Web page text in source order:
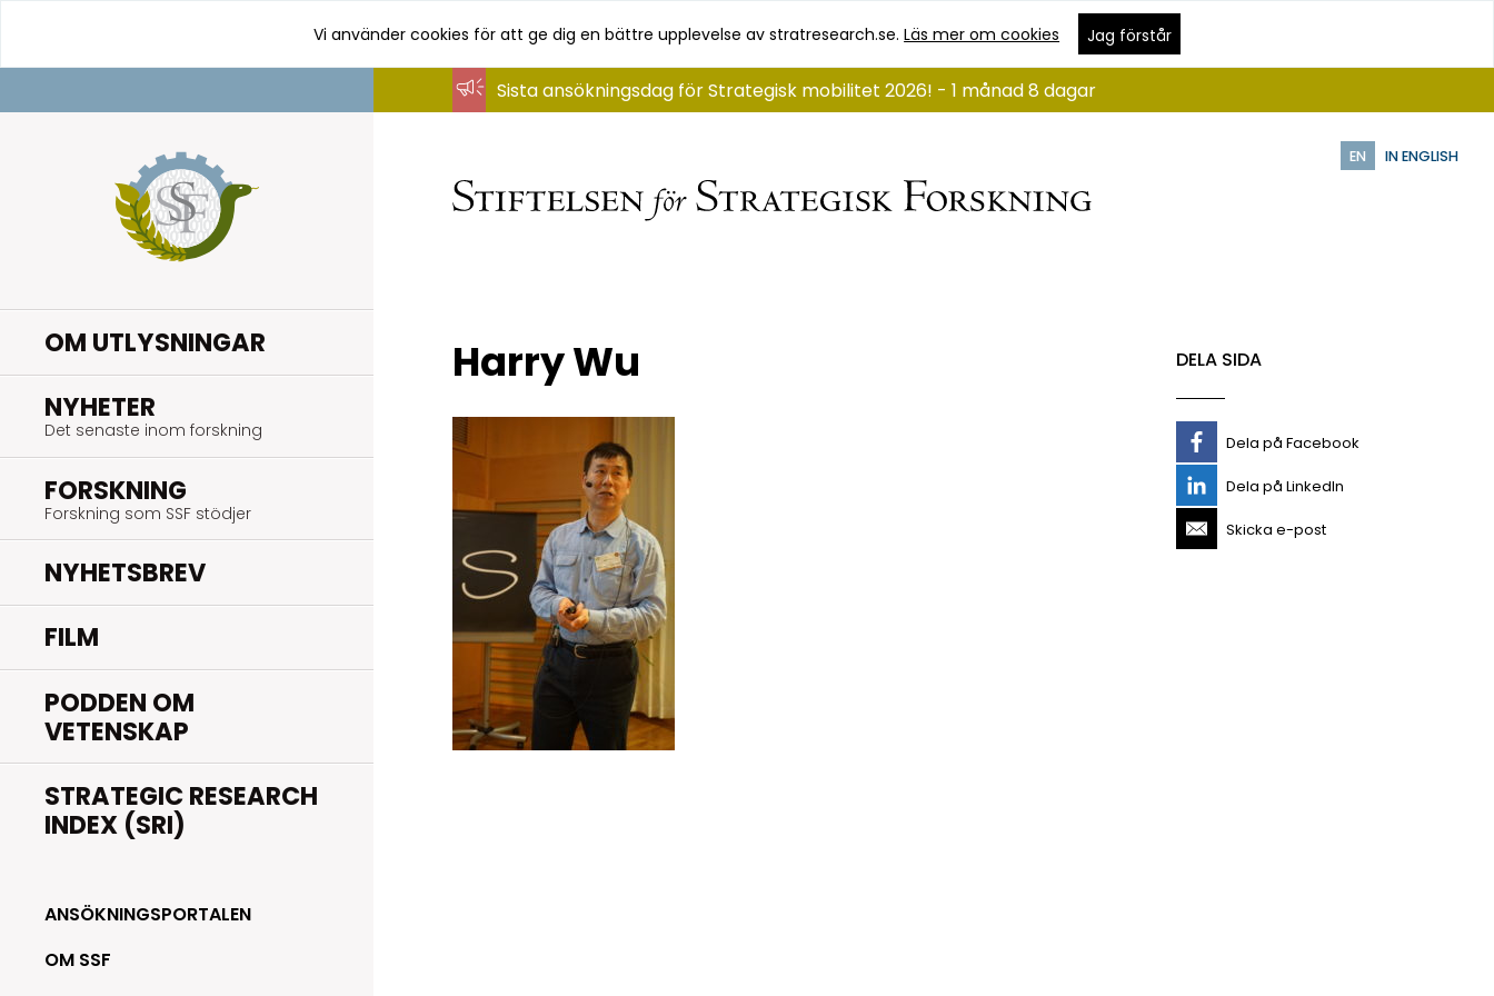
innehåll
Vi använder cookies för att ge dig en bättre upplevelse av stratresearch.se.Läs mer om cookies Jag förstår
EN IN ENGLISH
OM UTLYSNINGAR
NYHETER
Det senaste inom forskning
FORSKNING
Forskning som SSF stödjer
NYHETSBREV
FILM
PODDEN OM
VETENSKAP
STRATEGIC RESEARCH
INDEX (SRI)
ANSÖKNINGSPORTALEN
OM SSF
Sista ansökningsdag för Strategisk mobilitet 2026! - 1 månad 8 dagar
Harry Wu DELA SIDA
Dela på Facebook
Dela på LinkedIn
Skicka e-post